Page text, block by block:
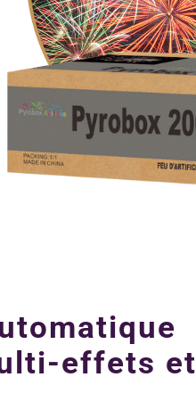
effets et